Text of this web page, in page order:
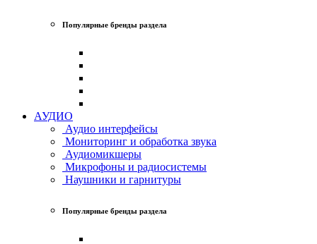
Популярные бренды раздела
АУДИО
Аудио интерфейсы
Мониторинг и обработка звука
Аудиомикшеры
Микрофоны и радиосистемы
Наушники и гарнитуры
Популярные бренды раздела